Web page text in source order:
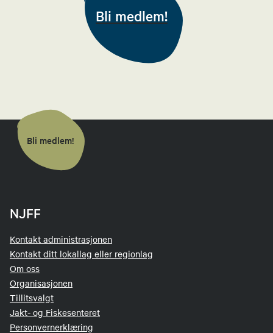
Bli medlem!
Bli medlem!
NJFF
Kontakt administrasjonen
Kontakt ditt lokallag eller regionlag
Om oss
Organisasjonen
Tillitsvalgt
Jakt- og Fiskesenteret
Personvernerklæring